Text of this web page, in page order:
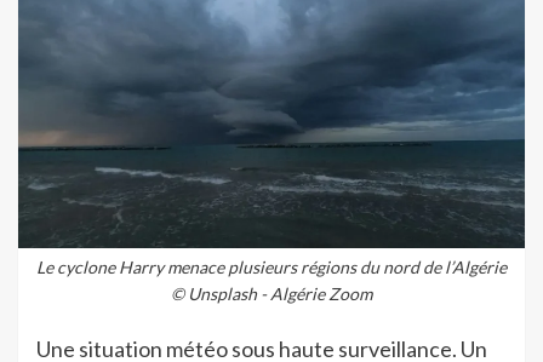
Le cyclone Harry menace plusieurs régions du nord de l’Algérie
© Unsplash - Algérie Zoom
Une situation météo sous haute surveillance. Un